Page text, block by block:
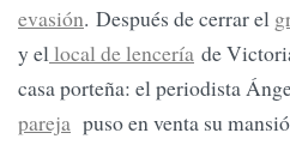
evasión. Después de cerrar el
y ellocal de lencería de
casa porteña: el periodista
pareja puso en venta su